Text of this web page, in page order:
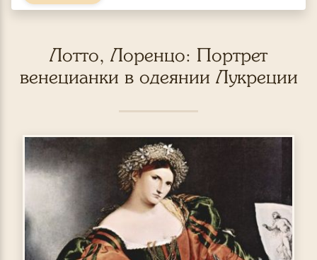
Лотто, Лоренцо: Портрет
венецианки в одеянии Лукреции